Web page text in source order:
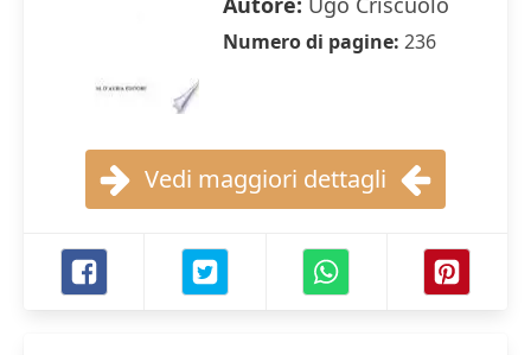
Numero di pagine: 236
Vedi maggiori dettagli